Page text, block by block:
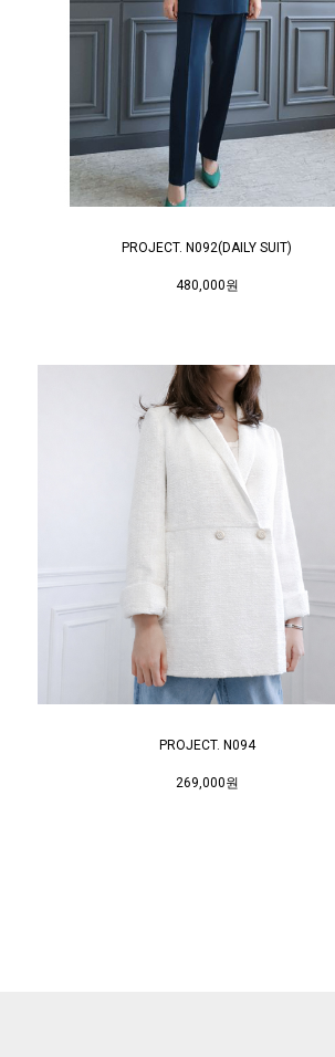
PROJECT. N092(DAILY SUIT)
480,000원
PROJECT. N094
269,000원